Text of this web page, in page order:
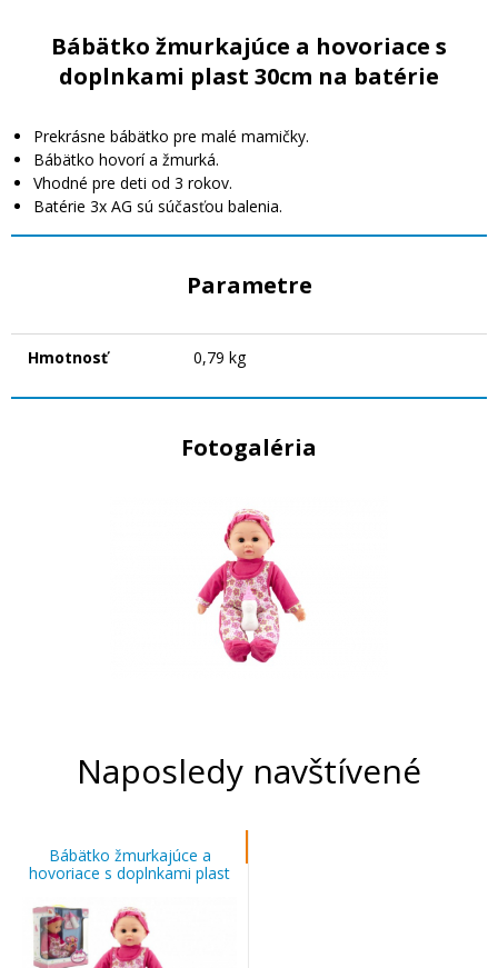
Bábätko žmurkajúce a hovoriace s
doplnkami plast 30cm na batérie
Prekrásne bábätko pre malé mamičky.
Bábätko hovorí a žmurká.
Vhodné pre deti od 3 rokov.
Batérie 3x AG sú súčasťou balenia.
Parametre
Hmotnosť 0,79 kg
Fotogaléria
Naposledy navštívené
Bábätko žmurkajúce a
hovoriace s doplnkami plast
30cm na batérie